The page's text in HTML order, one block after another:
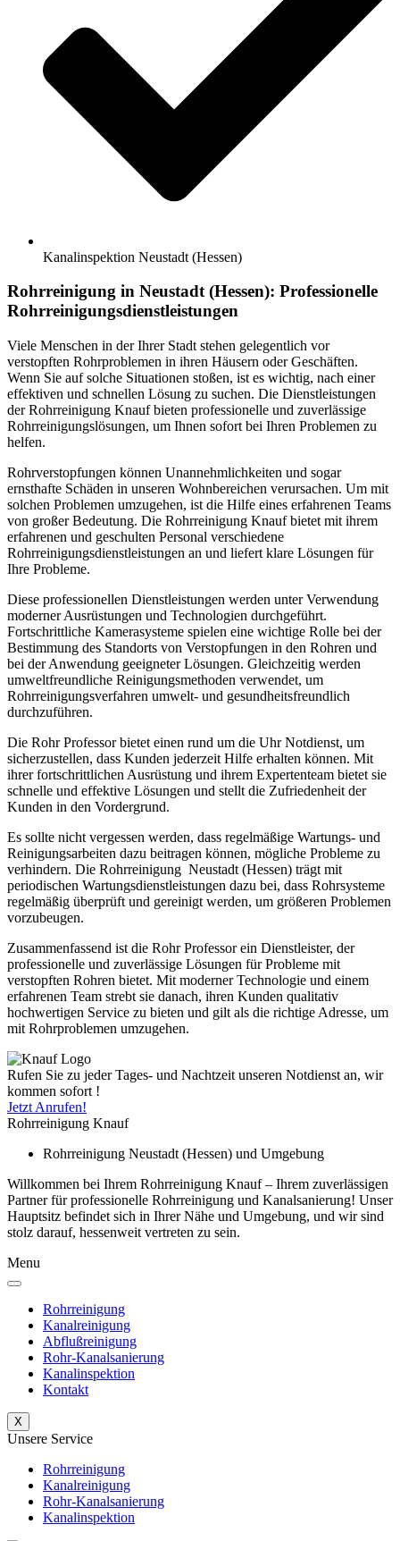
Kanalinspektion Neustadt (Hessen)
Rohrreinigung in Neustadt (Hessen): Professionelle
Rohrreinigungsdienstleistungen
Viele Menschen in der Ihrer Stadt stehen gelegentlich vor
verstopften Rohrproblemen in ihren Häusern oder Geschäften.
Wenn Sie auf solche Situationen stoßen, ist es wichtig, nach einer
effektiven und schnellen Lösung zu suchen. Die Dienstleistungen
der Rohrreinigung Knauf bieten professionelle und zuverlässige
Rohrreinigungslösungen, um Ihnen sofort bei Ihren Problemen zu
helfen.
Rohrverstopfungen können Unannehmlichkeiten und sogar
ernsthafte Schäden in unseren Wohnbereichen verursachen. Um mit
solchen Problemen umzugehen, ist die Hilfe eines erfahrenen Teams
von großer Bedeutung. Die Rohrreinigung Knauf bietet mit ihrem
erfahrenen und geschulten Personal verschiedene
Rohrreinigungsdienstleistungen an und liefert klare Lösungen für
Ihre Probleme.
Diese professionellen Dienstleistungen werden unter Verwendung
moderner Ausrüstungen und Technologien durchgeführt.
Fortschrittliche Kamerasysteme spielen eine wichtige Rolle bei der
Bestimmung des Standorts von Verstopfungen in den Rohren und
bei der Anwendung geeigneter Lösungen. Gleichzeitig werden
umweltfreundliche Reinigungsmethoden verwendet, um
Rohrreinigungsverfahren umwelt- und gesundheitsfreundlich
durchzuführen.
Die Rohr Professor bietet einen rund um die Uhr Notdienst, um
sicherzustellen, dass Kunden jederzeit Hilfe erhalten können. Mit
ihrer fortschrittlichen Ausrüstung und ihrem Expertenteam bietet sie
schnelle und effektive Lösungen und stellt die Zufriedenheit der
Kunden in den Vordergrund.
Es sollte nicht vergessen werden, dass regelmäßige Wartungs- und
Reinigungsarbeiten dazu beitragen können, mögliche Probleme zu
verhindern. Die Rohrreinigung Neustadt (Hessen) trägt mit
periodischen Wartungsdienstleistungen dazu bei, dass Rohrsysteme
regelmäßig überprüft und gereinigt werden, um größeren Problemen
vorzubeugen.
Zusammenfassend ist die Rohr Professor ein Dienstleister, der
professionelle und zuverlässige Lösungen für Probleme mit
verstopften Rohren bietet. Mit moderner Technologie und einem
erfahrenen Team strebt sie danach, ihren Kunden qualitativ
hochwertigen Service zu bieten und gilt als die richtige Adresse, um
mit Rohrproblemen umzugehen.
Rufen Sie zu jeder Tages- und Nachtzeit unseren Notdienst an, wir
kommen sofort !
Jetzt Anrufen!
Rohrreinigung Knauf
Rohrreinigung Neustadt (Hessen) und Umgebung
Willkommen bei Ihrem Rohrreinigung Knauf – Ihrem zuverlässigen
Partner für professionelle Rohrreinigung und Kanalsanierung! Unser
Hauptsitz befindet sich in Ihrer Nähe und Umgebung, und wir sind
stolz darauf, hessenweit vertreten zu sein.
Menu
Rohrreinigung
Kanalreinigung
Abflußreinigung
Rohr-Kanalsanierung
Kanalinspektion
Kontakt
X
Unsere Service
Rohrreinigung
Kanalreinigung
Rohr-Kanalsanierung
Kanalinspektion